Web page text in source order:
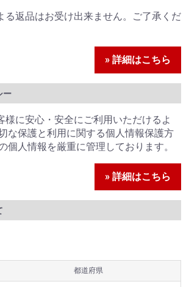
る返品はお受け出来ません。ご了承くだ
» 詳細はこちら
ー
様に安心・安全にご利用いただけるよ
な保護と利用に関する個人情報保護方
個人情報を厳重に管理しております。
» 詳細はこちら
都道府県